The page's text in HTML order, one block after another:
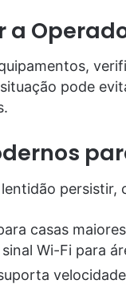
a
pode
persistir,
casas
Wi-Fi para